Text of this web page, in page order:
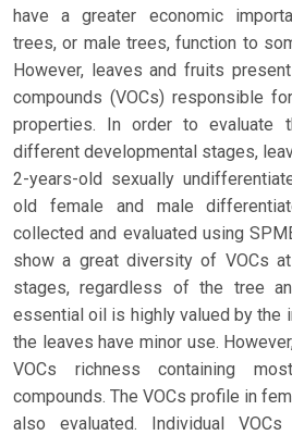
have a greater economic
trees, or male trees, function to
However, leaves and fruits
compounds (VOCs) responsible
properties. In order to evaluate
different developmental stages,
2-years-old sexually
old female and male
collected and evaluated using
show a great diversity of VOCs
stages, regardless of the tree
essential oil is highly valued by the
the leaves have minor use.
VOCs richness containing
compounds. The VOCs profile in
also evaluated. Individual